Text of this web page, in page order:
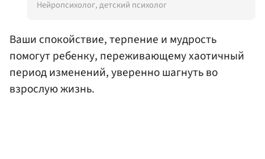
Нейропсихолог, детский психолог
Ваши спокойствие, терпение и мудрость
помогут ребенку, переживающему хаотичный
период изменений, уверенно шагнуть во
взрослую жизнь.